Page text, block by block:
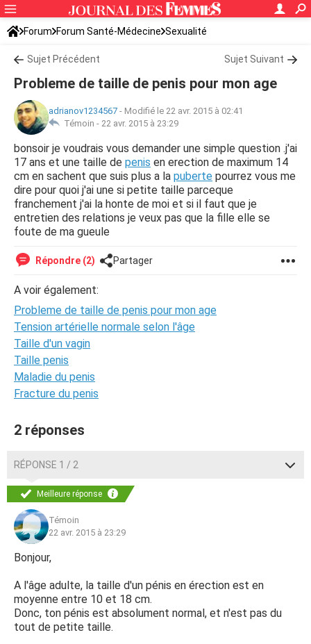
Forum Forum Santé-Médecine Sexualité
Sujet Précédent Sujet Suivant
Probleme de taille de penis pour mon age
adrianov1234567 - Modifié le 22 avr. 2015 à 02:41
Témoin - 22 avr. 2015 à 23:29
bonsoir je voudrais vous demander une simple question .j'ai
17 ans et une taille de penis en erection de maximum 14
cm en sachent que suis plus a la puberte pourrez vous me
dire pour quoi j'ai une si petite taille parceque
franchement j'ai la honte de moi et si il faut que je
entretien des relations je veux pas que la fille elle se
foute de ma gueule
Répondre (2) Partager
A voir également:
Probleme de taille de penis pour mon age
Tension artérielle normale selon l'âge
Taille d'un vagin
Taille penis
Maladie du penis
Fracture du penis
2 réponses
RÉPONSE 1 / 2
Meilleure réponse
Témoin
22 avr. 2015 à 23:29
Bonjour,
A l'âge adulte, la taille d'un pénis en érection est en
moyenne entre 10 et 18 cm.
Donc, ton pénis est absolument normal, et n'est pas du
tout de petite taille.